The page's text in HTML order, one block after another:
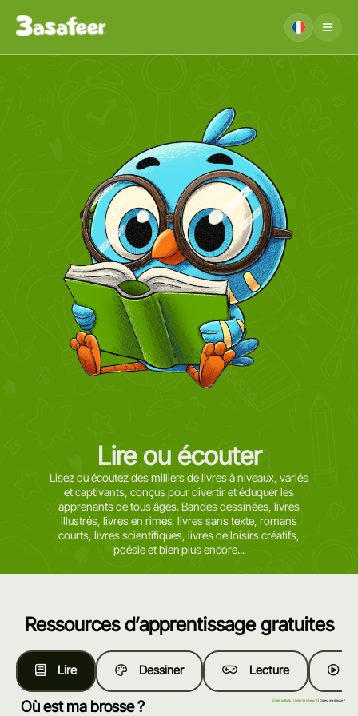
Lire ou écouter
Lisez ou écoutez des milliers de livres à niveaux, variés
et captivants, conçus pour divertir et éduquer les
apprenants de tous âges. Bandes dessinées, livres
illustrés, livres en rimes, livres sans texte, romans
courts, livres scientifiques, livres de loisirs créatifs,
poésie et bien plus encore...
Ressources d’apprentissage gratuites
Lire Dessiner Lecture
Où est ma brosse ? Livres gratuits Livres de niveau 11 | Où est ma brosse ?